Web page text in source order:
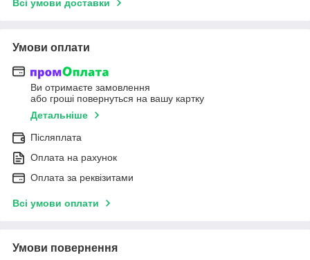
Всі умови доставки
Умови оплати
Ви отримаєте замовлення
або гроші повернуться на вашу картку
Детальніше
Післяплата
Оплата на рахунок
Оплата за реквізитами
Всі умови оплати
Умови повернення